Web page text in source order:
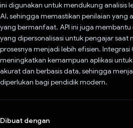
ini digunakan untuk mendukung analisis
AI, sehingga memastikan penilaian yang
yang bermanfaat. API ini juga
yang dipersonalisasi untuk pengajar
prosesnya menjadi lebih efisien. Integrasi
meningkatkan kemampuan aplikasi
akurat dan berbasis data, sehingga
diperlukan bagi pendidik modern.
Dibuat dengan